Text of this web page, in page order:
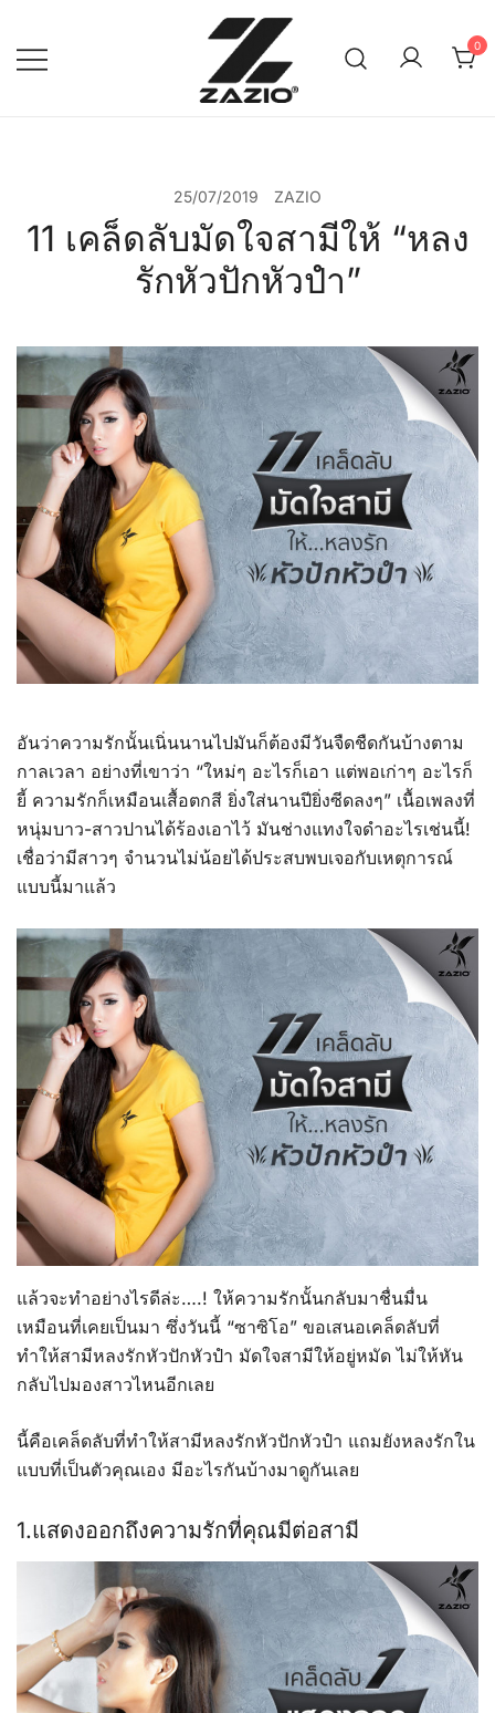
content
0
25/07/2019 ZAZIO
11 เคล็ดลับมัดใจสามีให้ “หลง
รักหัวปักหัวปำ”
อันว่าความรักนั้นเนิ่นนานไปมันก็ต้องมีวันจืดชืดกันบ้างตาม
กาลเวลา อย่างที่เขาว่า “ใหม่ๆ อะไรก็เอา แต่พอเก่าๆ อะไรก็
ยี้ ความรักก็เหมือนเสื้อตกสี ยิ่งใส่นานปียิ่งซีดลงๆ” เนื้อเพลงที่
หนุ่มบาว-สาวปานได้ร้องเอาไว้ มันช่างแทงใจดำอะไรเช่นนี้!
เชื่อว่ามีสาวๆ จำนวนไม่น้อยได้ประสบพบเจอกับเหตุการณ์
แบบนี้มาแล้ว
แล้วจะทำอย่างไรดีล่ะ….! ให้ความรักนั้นกลับมาชื่นมื่น
เหมือนที่เคยเป็นมา ซึ่งวันนี้ “ซาซิโอ” ขอเสนอเคล็ดลับที่
ทำให้สามีหลงรักหัวปักหัวปำ มัดใจสามีให้อยู่หมัด ไม่ให้หัน
กลับไปมองสาวไหนอีกเลย
นี้คือเคล็ดลับที่ทำให้สามีหลงรักหัวปักหัวปำ แถมยังหลงรักใน
แบบที่เป็นตัวคุณเอง มีอะไรกันบ้างมาดูกันเลย
1.แสดงออกถึงความรักที่คุณมีต่อสามี